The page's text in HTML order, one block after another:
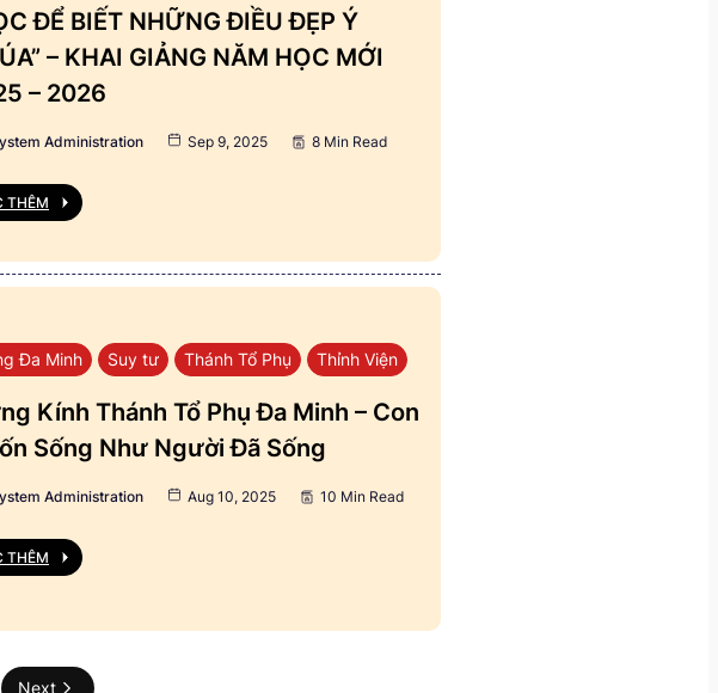
ĐỂ BIẾT NHỮNG ĐIỀU ĐẸP Ý
– KHAI GIẢNG NĂM HỌC MỚI
– 2026
Administration Sep 9, 2025 8 Min Read
THÊM
Đa Minh Suy tư Thánh Tổ Phụ Thỉnh Viện
Kính Thánh Tổ Phụ Đa Minh – Con
Sống Như Người Đã Sống
Administration Aug 10, 2025 10 Min Read
THÊM
Next